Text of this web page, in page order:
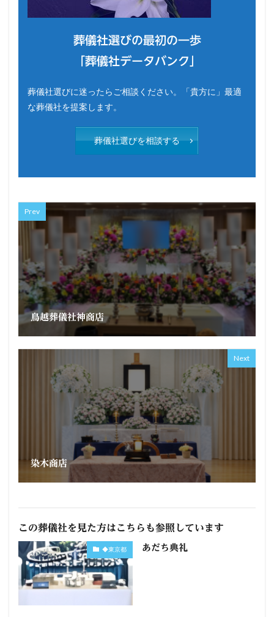
葬儀社選びの最初の一歩
「葬儀社データバンク」
葬儀社選びに迷ったらご相談ください。「貴方に」最適
な葬儀社を提案します。
葬儀社選びを相談する
Prev
鳥越葬儀社神商店
Next
染木商店
この葬儀社を見た方はこちらも参照しています
◆東京都 あだち典礼